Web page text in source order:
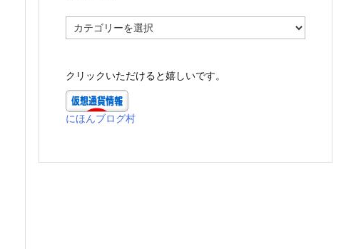
テ
ー
クリックいただけると嬉しいです。
にほんブログ村